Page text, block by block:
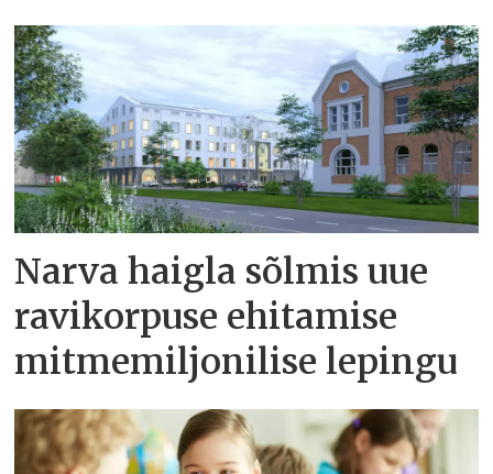
Narva haigla sõlmis uue
ravikorpuse ehitamise
mitmemiljonilise lepingu